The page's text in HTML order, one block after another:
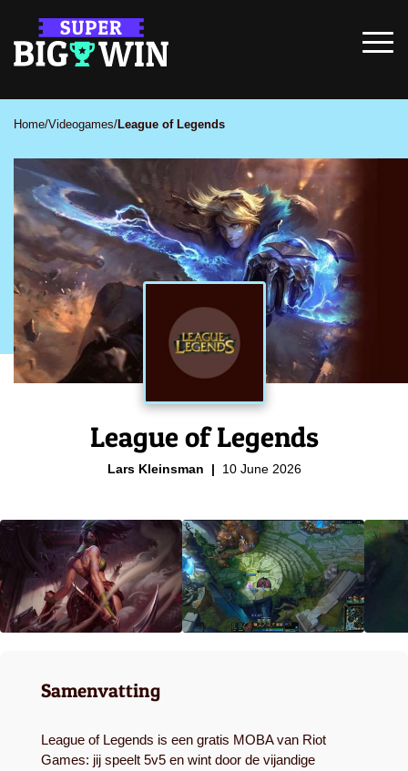
Home/Videogames/League of Legends
League of Legends
Lars Kleinsman 10 June 2026
Samenvatting
League of Legends is een gratis MOBA van Riot
Games: jij speelt 5v5 en wint door de vijandige